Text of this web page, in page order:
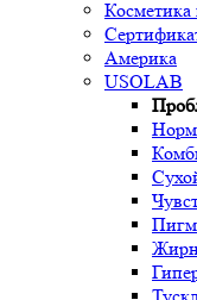
Косметика
Америка
USOLAB